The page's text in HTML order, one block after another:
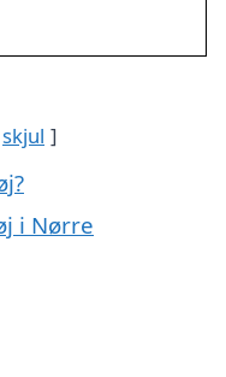
skjul
i Nørre